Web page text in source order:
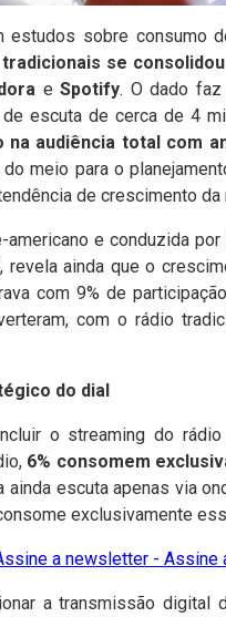
estudos sobre consumo
se
eSpotify. O dado
escuta de cerca de 4
na audiência total com
meio para o
de crescimento
americano e conduzida por
revela ainda que o
com 9% de
com o rádio
do dial
o streaming do
6% consomem
escuta apenas via
exclusivamente
a newsletter -
a transmissão